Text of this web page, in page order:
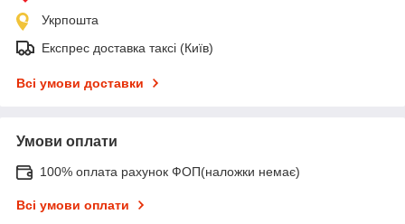
Укрпошта
Експрес доставка таксі (Київ)
Всі умови доставки
Умови оплати
100% оплата рахунок ФОП(наложки немає)
Всі умови оплати